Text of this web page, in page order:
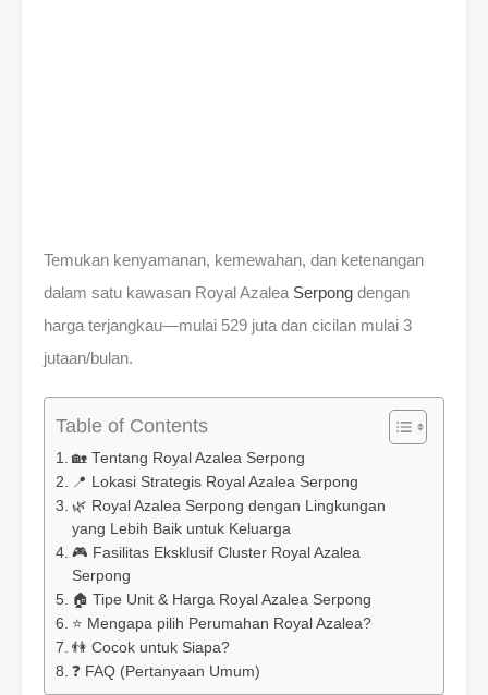
Temukan kenyamanan, kemewahan, dan ketenangan
dalam satu kawasan Royal Azalea Serpong dengan
harga terjangkau—mulai 529 juta dan cicilan mulai 3
jutaan/bulan.
Table of Contents
🏡 Tentang Royal Azalea Serpong
📍 Lokasi Strategis Royal Azalea Serpong
🌿 Royal Azalea Serpong dengan Lingkungan
yang Lebih Baik untuk Keluarga
🎮 Fasilitas Eksklusif Cluster Royal Azalea
Serpong
🏠 Tipe Unit & Harga Royal Azalea Serpong
⭐ Mengapa pilih Perumahan Royal Azalea?
👫 Cocok untuk Siapa?
❓ FAQ (Pertanyaan Umum)